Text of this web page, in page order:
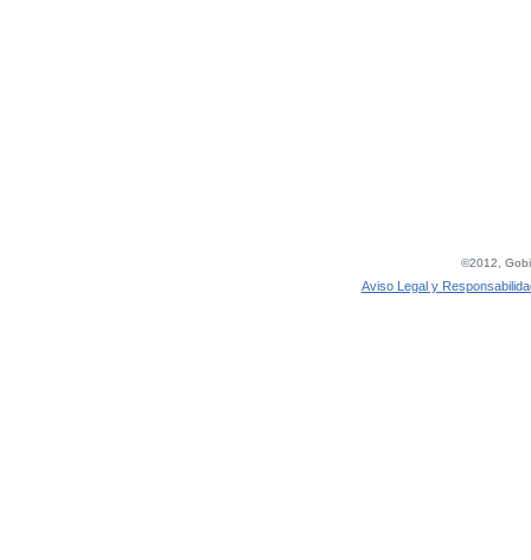
©2012,
Aviso Legal y